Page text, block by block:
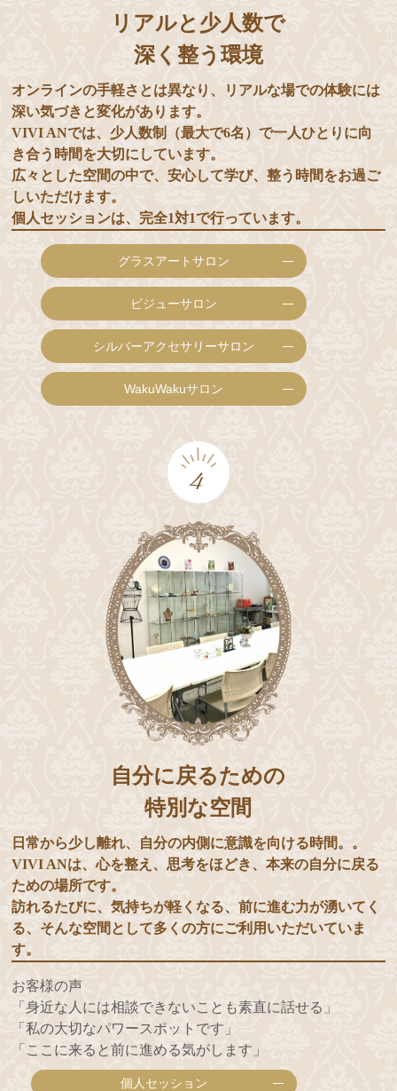
リアルと少人数で
深く整う環境
オンラインの手軽さとは異なり、リアルな場での体験には
深い気づきと変化があります。
VIVI ANでは、少人数制（最大で6名）で一人ひとりに向
き合う時間を大切にしています。
広々とした空間の中で、安心して学び、整う時間をお過ご
しいただけます。
個人セッションは、完全1対1で行っています。
グラスアートサロン
ビジューサロン
シルバーアクセサリーサロン
WakuWakuサロン
4
自分に戻るための
特別な空間
日常から少し離れ、自分の内側に意識を向ける時間。。
VIVI ANは、心を整え、思考をほどき、本来の自分に戻る
ための場所です。
訪れるたびに、気持ちが軽くなる、前に進む力が湧いてく
る、そんな空間として多くの方にご利用いただいていま
す。
お客様の声
「身近な人には相談できないことも素直に話せる」
「私の大切なパワースポットです」
「ここに来ると前に進める気がします」
個人セッション